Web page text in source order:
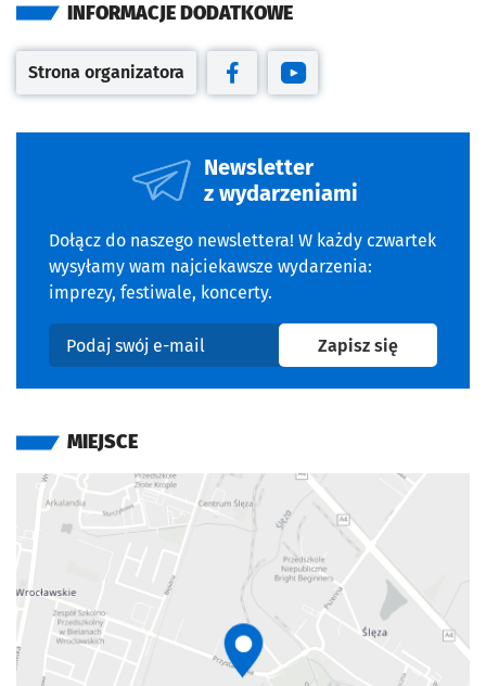
INFORMACJE DODATKOWE
Otwiera się w nowej karcie
Strona organizatora
Otwiera się w nowej karcie
Otwiera się w nowej
Newsletter
z wydarzeniami
Dołącz do naszego newslettera! W każdy czwartek
wysyłamy wam najciekawsze wydarzenia:
imprezy, festiwale, koncerty.
Podaj swój e-mail
Zapisz sięna
MIEJSCE